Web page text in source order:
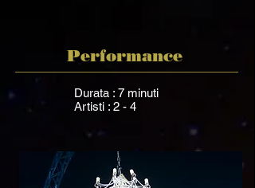
Performance
Durata : 7 minuti
Artisti : 2 - 4